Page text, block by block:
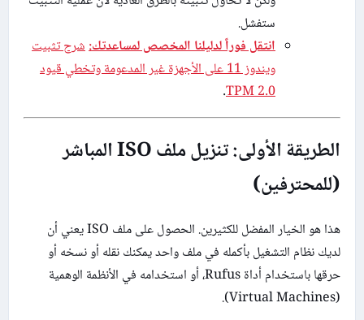
ستفشل.
انتقل فوراً لدليلنا المخصص لمساعدتك:شرح تثبيت
ويندوز 11 على الأجهزة غير المدعومة وتخطي قيود
TPM 2.0
.
الطريقة الأولى: تنزيل ملف ISO المباشر
(للمحترفين)
هذا هو الخيار المفضل للكثيرين. الحصول على ملف ISO يعني أن
لديك نظام التشغيل بأكمله في ملف واحد يمكنك نقله أو نسخه أو
حرقها باستخدام أداة Rufus، أو استخدامه في الأنظمة الوهمية
(Virtual Machines).